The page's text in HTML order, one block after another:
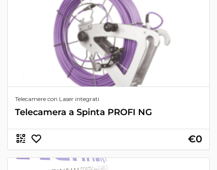
Telecamere con Laser integrati
Telecamera a Spinta PROFI NG
€0